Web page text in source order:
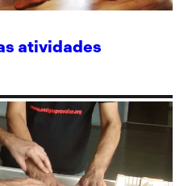
atividades